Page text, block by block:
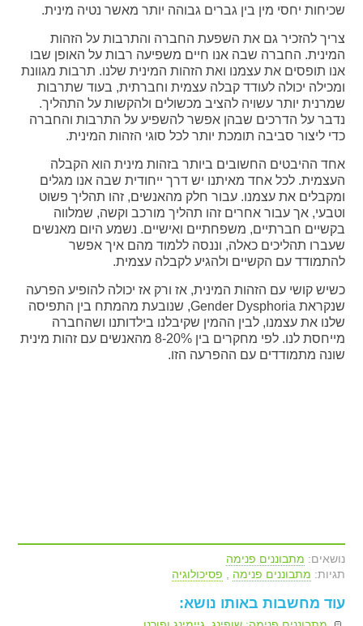
שכיחות יחסי מין בין גברים גבוהה יותר מאשר נטיה מינית.
צריך להזכיר גם את השפעת החברה והתרבות על הזהות
המינית. החברה שבה אנו חיים משפיעה רבות על האופן שבו
אנו תופסים את עצמנו ואת הזהות המינית שלנו. תרבות מגוונת
ומכילה יכולה לעודד קבלה עצמית וחברתית, בעוד שתרבות
שמרנית יותר עשויה להציב מכשולים ולהקשות על התהליך.
נדבר על הדרכים שבהן אפשר להשפיע על התרבות והחברה
כדי ליצור סביבה תומכת יותר לכל סוגי הזהות המינית.
אחד ההיבטים החשובים ביותר בזהות מינית הוא הקבלה
העצמית. לכל אחד מאיתנו יש דרך ייחודית שבה אנו מגלים
ומקבלים את עצמנו. עבור חלק מהאנשים, זהו תהליך פשוט
וטבעי, אך עבור אחרים זהו תהליך מורכב וקשה, שמלווה
בקשיים חברתיים, משפחתיים ואישיים. נשמע היום מאנשים
שעברו תהליכים כאלה, וננסה ללמוד מהם איך אפשר
להתמודד עם הקשיים ולהגיע לקבלה עצמית.
כשיש קושי עם הזהות המינית, אז ורק אז יכולה להופיע הפרעה
שנקראת Gender Dysphoria, שנובעת מהמתח בין התפיסה
שלנו את עצמנו, לבין ההמין שקיבלנו בילדותנו ושהחברה
מייחסת לנו. לפי מחקרים בין 8-20% מהאנשים עם זהות מינית
שונה מתמודדים עם ההפרעה הזו.
נושאים: מתבוננים פנימה
תגיות: מתבוננים פנימה פסיכולוגיה
עוד מחשבות באותו נושא: